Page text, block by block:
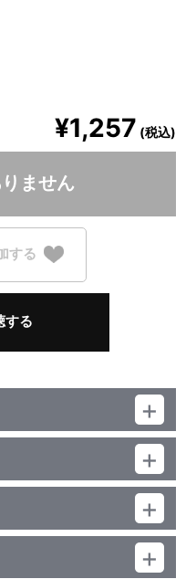
¥1,257 (税込)
ません
する
する